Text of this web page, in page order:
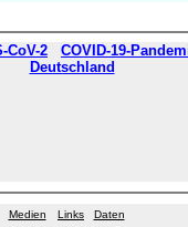
CoV-2
COVID-19-
Deutschland
Medien Links
Daten